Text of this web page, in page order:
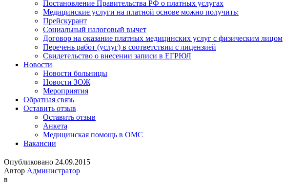
Постановление Правительства РФ о платных услугах
Медицинские услуги на платной основе можно получить:
Прейскурант
Социальный налоговый вычет
Договор на оказание платных медицинских услуг с физическим лицом
Перечень работ (услуг) в соответствии с лицензией
Свидетельство о внесении записи в ЕГРЮЛ
Новости
Новости больницы
Новости ЗОЖ
Мероприятия
Обратная связь
Оставить отзыв
Оставить отзыв
Анкета
Медицинская помощь в ОМС
Вакансии
Опубликовано 24.09.2015
Автор Администратор
в